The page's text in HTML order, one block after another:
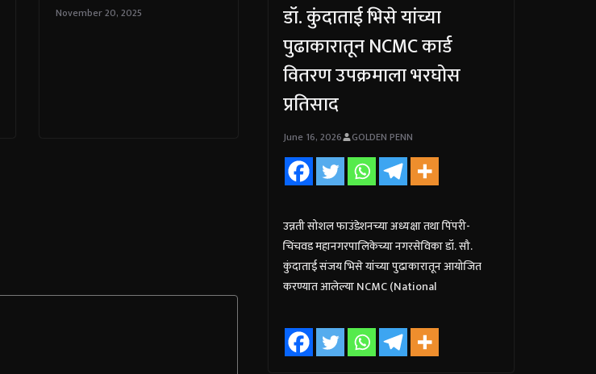
November 20, 2025
डॉ. कुंदाताई भिसे यांच्या
पुढाकारातून NCMC कार्ड
वितरण उपक्रमाला भरघोस
प्रतिसाद
June 16, 2026 GOLDEN PENN
उन्नती सोशल फाउंडेशनच्या अध्यक्षा तथा पिंपरी-
चिंचवड महानगरपालिकेच्या नगरसेविका डॉ. सौ.
कुंदाताई संजय भिसे यांच्या पुढाकारातून आयोजित
करण्यात आलेल्या NCMC (National